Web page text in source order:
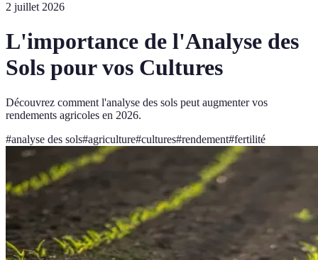
2 juillet 2026
L'importance de l'Analyse des
Sols pour vos Cultures
Découvrez comment l'analyse des sols peut augmenter vos
rendements agricoles en 2026.
#analyse des sols#agriculture#cultures#rendement#fertilité